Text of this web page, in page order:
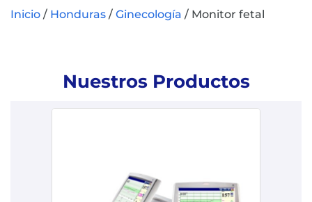
Inicio / Honduras / Ginecología / Monitor fetal
Nuestros Productos